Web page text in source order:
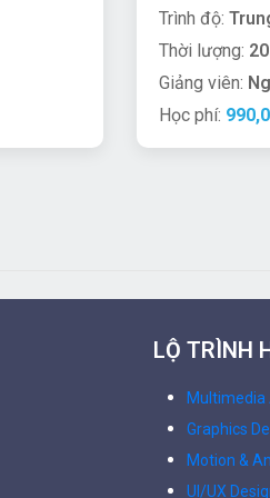
Trình độ:
Thời lượng:
Giảng viên:
Học phí:
LỘ TRÌNH
Multimedia
Graphics
Motion &
UI/UX